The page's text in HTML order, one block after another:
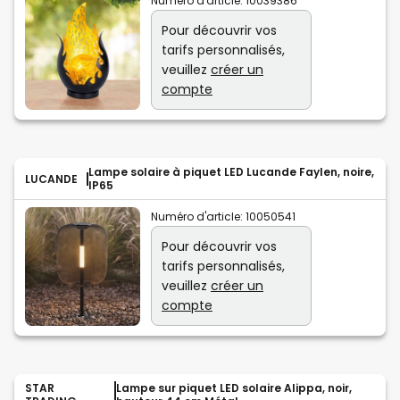
Pour découvrir vos
tarifs personnalisés,
veuillez créer un
compte
LUCANDE
Lampe solaire à piquet LED Lucande Faylen, noire,
IP65
Numéro d'article: 10050541
Pour découvrir vos
tarifs personnalisés,
veuillez créer un
compte
STAR
Lampe sur piquet LED solaire Alippa, noir,